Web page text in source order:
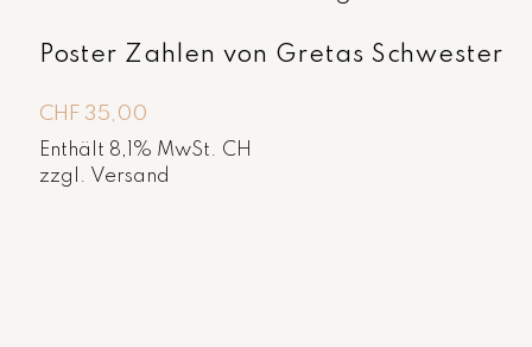
Poster Zahlen von Gretas Schwester
CHF 35,00
Enthält 8,1% MwSt. CH
zzgl. Versand